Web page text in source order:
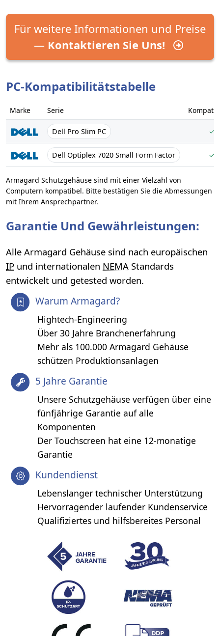
Für weitere Informationen und Preise
— Kontaktieren Sie Uns!
PC-Kompatibilitätstabelle
Marke Serie
Dell Pro Slim PC ✓
Dell Optiplex 7020 Small Form Factor ✓
Armagard Schutzgehäuse sind mit einer Vielzahl von
Computern kompatibel. Bitte bestätigen Sie die Abmessungen
mit Ihrem Ansprechpartner.
Garantie Und Gewährleistungen:
Alle Armagard Gehäuse sind nach europäischen
IP und internationalen NEMA Standards
entwickelt und getested worden.
Warum Armagard?
Hightech-Engineering
Über 30 Jahre Branchenerfahrung
Mehr als 100.000 Armagard Gehäuse
schützen Produktionsanlagen
5 Jahre Garantie
Unsere Schutzgehäuse verfügen über eine
fünfjährige Garantie auf alle
Komponenten
Der Touchscreen hat eine 12-monatige
Garantie
Kundendienst
Lebenslanger technischer Unterstützung
Hervorragender laufender Kundenservice
Qualifiziertes und hilfsbereites Personal